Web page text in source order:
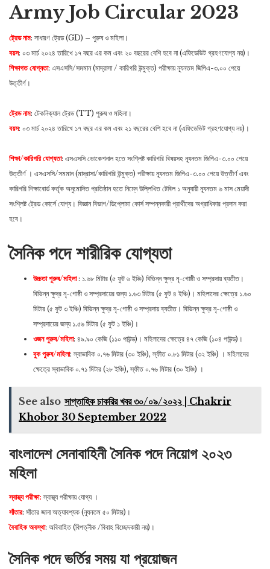
Army Job Circular 2023
ট্রেড নাম: সাধারণ ট্রেড (GD) – পুরুষ ও মহিলা।
বয়স: ০৩ মার্চ ২০২৪ তারিখে ১৭ বছর এর কম এবং ২০ বছরের বেশি হবে না (এফিডেভিট গ্রহণযোগ্য নয়)।
শিক্ষাগত যোগ্যতা: এসএসসি/সমমান (মাদ্রাসা / কারিগরি উন্মুক্ত) পরীক্ষায় ন্যূনতম জিপিএ-৩.০০ পেয়ে
উত্তীর্ণ।
ট্রেড নাম: টেকনিক্যাল ট্রেড (TT) পুরুষ ও মহিলা।
বয়স: ০৩ মার্চ ২০২৪ তারিখে ১৭ বছর এর কম এবং ২১ বছরের বেশি হবে না (এফিডেভিট গ্রহণযোগ্য নয়)।
শিক্ষা/কারিগরি যোগ্যতা: এসএসসি ভোকেশনাল হতে সংশ্লিষ্ট কারিগরি বিষয়সহ ন্যূনতম জিপিএ-৩.০০ পেয়ে
উত্তীর্ণ । এসএসসি/সমমান (মাদ্রাসা/কারিগরি উন্মুক্ত) পরীক্ষায় ন্যূনতম জিপিএ-৩.০০ পেয়ে উত্তীর্ণ এবং
কারিগরি শিক্ষাবোর্ড কর্তৃক অনুমোদিত প্রতিষ্ঠান হতে নিম্নে উল্লিখিত টেবিল ১ অনুযায়ী ন্যূনতম ৬ মাস মেয়াদী
সংশ্লিষ্ট ট্রেড কোর্সে যোগ্য। বিজ্ঞান বিভাগ/ডিপ্লোমা কোর্স সম্পন্নকারী প্রার্থীদের অগ্রাধিকার প্রদান করা
হবে।
সৈনিক পদে শারীরিক যোগ্যতা
উচ্চতা পুরুষ/মহিলা: ১.৬৮ মিটার (৫ ফুট ৬ ইঞ্চি) বিভিন্ন ক্ষুদ্র নৃ-গোষ্ঠী ও সম্প্রদায় ব্যতীত।
বিভিন্ন ক্ষুদ্র নৃ-গোষ্ঠী ও সম্প্রদায়ের জন্য ১.৬৩ মিটার (৫ ফুট ৪ ইঞ্চি)। মহিলাদের ক্ষেত্রে ১.৬০
মিটার (৫ ফুট ৩ ইঞ্চি) বিভিন্ন ক্ষুদ্র নৃ-গোষ্ঠী ও সম্প্রদায় ব্যতীত। বিভিন্ন ক্ষুদ্র নৃ-গোষ্ঠী ও
সম্প্রদায়ের জন্য ১.৫৬ মিটার (৫ ফুট ১ ইঞ্চি)।
ওজন পুরুষ/মহিলা: ৪৯.৯০ কেজি (১১০ পাউন্ড)। মহিলাদের ক্ষেত্রে ৪৭ কেজি (১০৪ পাউন্ড)।
বুক পুরুষ/মহিলা: স্বাভাবিক ০.৭৬ মিটার (৩০ ইঞ্চি), স্ফীত ০.৮১ মিটার (৩২ ইঞ্চি) । মহিলাদের
ক্ষেত্রে স্বাভাবিক ০.৭১ মিটার (২৮ ইঞ্চি), স্ফীত ০.৭৬ মিটার (৩০ ইঞ্চি) ।
See also সাপ্তাহিক চাকরির খবর ৩০/০৯/২০২২ | Chakrir
Khobor 30 September 2022
বাংলাদেশ সেনাবাহিনী সৈনিক পদে নিয়োগ ২০২৩
মহিলা
স্বাস্থ্য পরীক্ষা: স্বাস্থ্য পরীক্ষায় যোগ্য ।
সাঁতার: সাঁতার জানা অত্যাবশ্যক (ন্যূনতম ৫০ মিটার)।
বৈবাহিক অবস্থা: অবিবাহিত (বিপত্নীক /বিবাহ বিচ্ছেদকারী নয়)।
সৈনিক পদে ভর্তির সময় যা প্রয়োজন